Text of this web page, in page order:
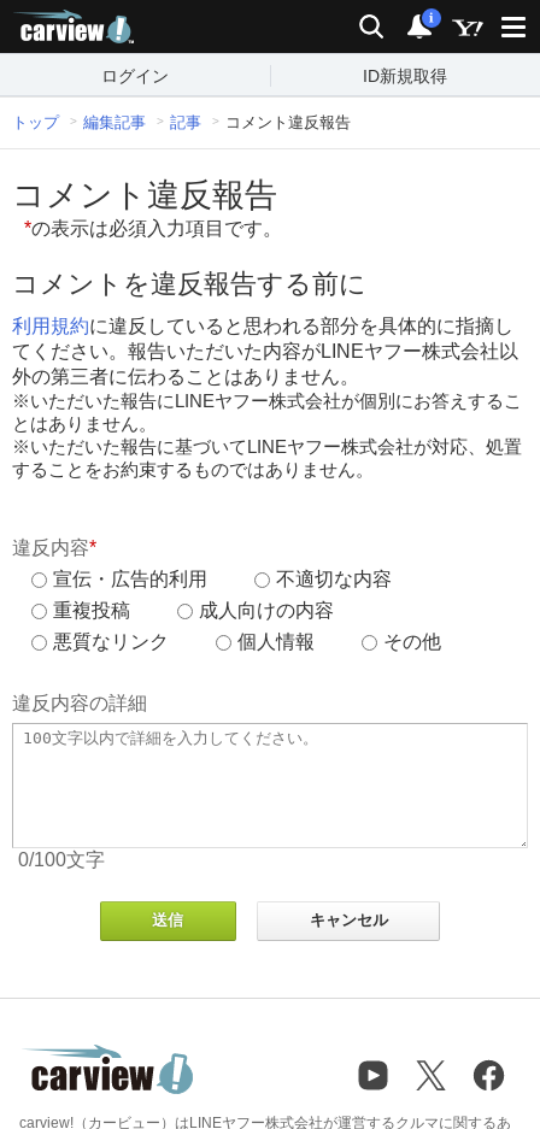
検索 通知
i
ログイン ID新規取得
トップ 編集記事 記事 コメント違反報告
コメント違反報告
*の表示は必須入力項目です。
コメントを違反報告する前に
利用規約に違反していると思われる部分を具体的に指摘し
てください。報告いただいた内容がLINEヤフー株式会社以
外の第三者に伝わることはありません。
※いただいた報告にLINEヤフー株式会社が個別にお答えするこ
とはありません。
※いただいた報告に基づいてLINEヤフー株式会社が対応、処置
することをお約束するものではありません。
違反内容*
宣伝・広告的利用
不適切な内容
重複投稿
成人向けの内容
悪質なリンク
個人情報 その他
違反内容の詳細
0/100文字
carview!（カービュー）はLINEヤフー株式会社が運営するクルマに関するあ